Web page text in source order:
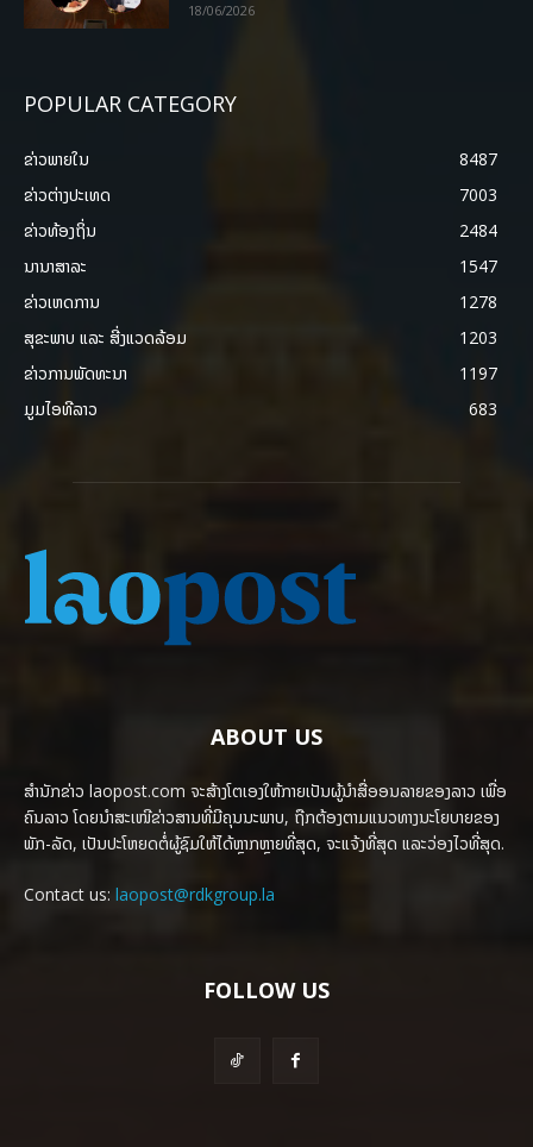
18/06/2026
POPULAR CATEGORY
ຂ່າວພາຍ​ໃນ
8487
ຂ່າວຕ່າງປະເທດ
7003
ຂ່າວທ້ອງຖິ່ນ
2484
ນານາສາລະ
1547
ຂ່າວເຫດການ
1278
ສຸຂະພາບ ແລະ ສີ່ງແວດລ້ອມ
1203
ຂ່າວການພັດທະນາ
1197
ມູມໄອທີລາວ
683
ABOUT US
ສຳນັກຂ່າວ laopost.com ຈະສ້າງໂຕເອງໃຫ້ກາຍເປັນຜູ້ນຳສື່ອອນລາຍຂອງລາວ ເພື່ອ
ຄົນລາວ ໂດຍນຳສະເໜີຂ່າວສານທີ່ມີຄຸນນະພາບ, ຖືກຕ້ອງຕາມແນວທາງນະໂຍບາຍຂອງ
ພັກ-ລັດ, ເປັນປະໂຫຍດຕໍ່ຜູ້ຊົມໃຫ້ໄດ້ຫຼາກຫຼາຍທີ່ສຸດ, ຈະແຈ້ງທີ່ສຸດ ແລະວ່ອງໄວທີ່ສຸດ.
Contact us: laopost@rdkgroup.la
FOLLOW US